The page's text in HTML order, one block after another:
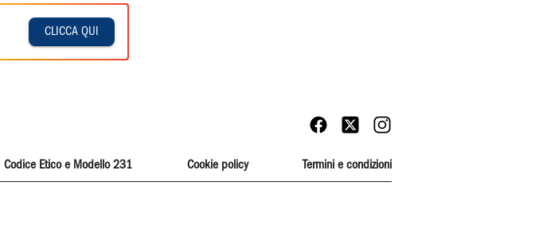
CLICCA QUI
Codice Etico e Modello 231 Cookie policy Termini e condizioni